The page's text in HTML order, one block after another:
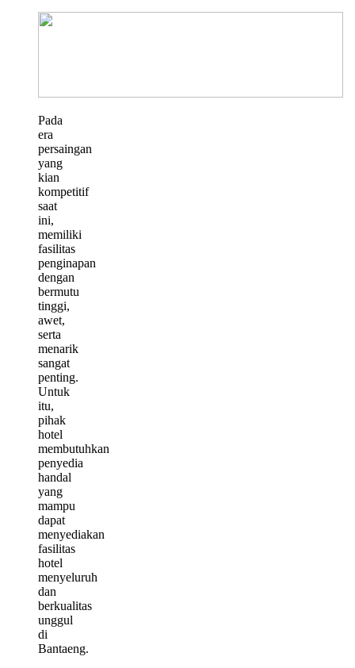
Pada
era
persaingan
yang
kian
kompetitif
saat
ini,
memiliki
fasilitas
penginapan
dengan
bermutu
tinggi,
awet,
serta
menarik
sangat
penting.
Untuk
itu,
pihak
hotel
membutuhkan
penyedia
handal
yang
mampu
dapat
menyediakan
fasilitas
hotel
menyeluruh
dan
berkualitas
unggul
di
Bantaeng.